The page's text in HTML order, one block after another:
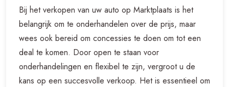
Bij het verkopen van uw auto op Marktplaats is het
belangrijk om te onderhandelen over de prijs, maar
wees ook bereid om concessies te doen om tot een
deal te komen. Door open te staan voor
onderhandelingen en flexibel te zijn, vergroot u de
kans op een succesvolle verkoop. Het is essentieel om